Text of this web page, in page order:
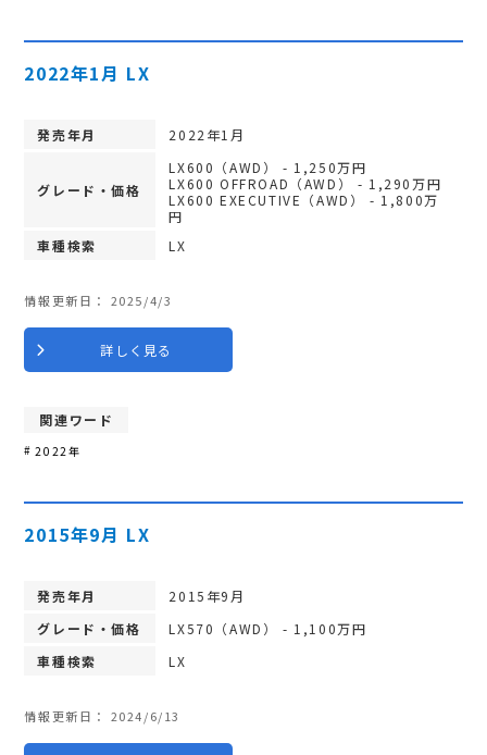
2022年1月 LX
発売年月 2022年1月
グレード・価格
LX600（AWD） - 1,250万円
LX600 OFFROAD（AWD） - 1,290万円
LX600 EXECUTIVE（AWD） - 1,800万
円
車種検索
LX
情報更新日： 2025/4/3
詳しく見る
関連ワード
2022年
2015年9月 LX
発売年月
2015年9月
グレード・価格
LX570（AWD） - 1,100万円
車種検索
LX
情報更新日： 2024/6/13